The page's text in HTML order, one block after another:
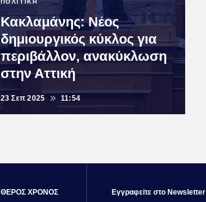
ΠΟΛΙΤΙΚΗ
Κακλαμάνης: Νέος
δημιουργικός κύκλος για
περιβάλλον, ανακύκλωση
στην Αττική
23 Σεπ 2025 11:54
ΧΡΟΝΟΣ Εγγραφεiτε στο Newsletter